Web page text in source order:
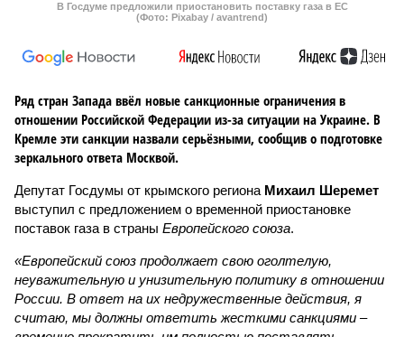
В Госдуме предложили приостановить поставку газа в ЕС
(Фото: Pixabay / avantrend)
Ряд стран Запада ввёл новые санкционные ограничения в
отношении Российской Федерации из-за ситуации на Украине. В
Кремле эти санкции назвали серьёзными, сообщив о подготовке
зеркального ответа Москвой.
Депутат Госдумы от крымского региона Михаил Шеремет
выступил с предложением о временной приостановке
поставок газа в страны Европейского союза.
«Европейский союз продолжает свою оголтелую,
неуважительную и унизительную политику в отношении
России. В ответ на их недружественные действия, я
считаю, мы должны ответить жесткими санкциями –